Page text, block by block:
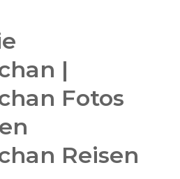
|
Fotos
Reisen